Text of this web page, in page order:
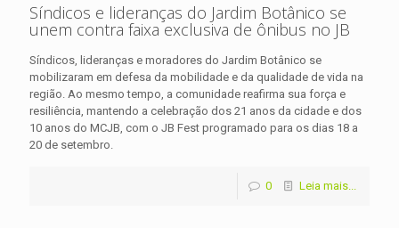
Síndicos e lideranças do Jardim Botânico se
unem contra faixa exclusiva de ônibus no JB
Síndicos, lideranças e moradores do Jardim Botânico se
mobilizaram em defesa da mobilidade e da qualidade de vida na
região. Ao mesmo tempo, a comunidade reafirma sua força e
resiliência, mantendo a celebração dos 21 anos da cidade e dos
10 anos do MCJB, com o JB Fest programado para os dias 18 a
20 de setembro.
0 Leia mais...